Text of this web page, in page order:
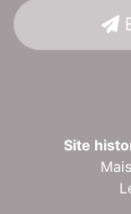
Site